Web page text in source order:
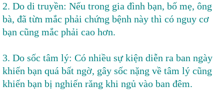
2. Do di truyền: Nếu trong gia đình bạn, bố mẹ, ông
bà, đã từn mắc phải chứng bệnh này thì có nguy cơ
bạn cũng mắc phải cao hơn.
3. Do sốc tâm lý: Có nhiều sự kiện diễn ra ban ngày
khiến bạn quá bất ngờ, gây sốc nặng về tâm lý cũng
khiến bạn bị nghiến răng khi ngủ vào ban đêm.